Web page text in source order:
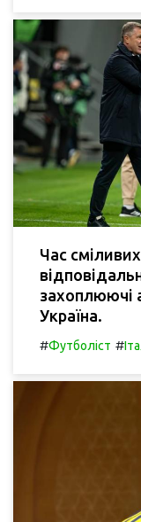
Час
захоплюючі
Україна.
#Футболіст #